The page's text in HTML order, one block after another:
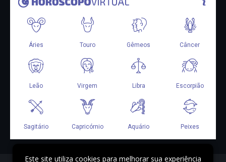
Este site utiliza cookies para melhorar sua experiência